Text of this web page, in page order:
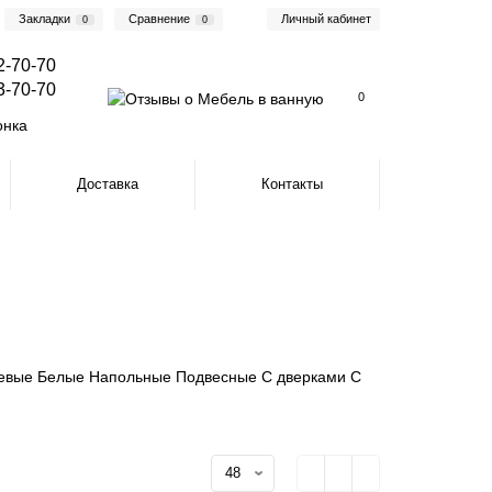
Закладки 0 Сравнение 0 Личный кабинет
70-70
70-70
0
Доставка Контакты
Белые Напольные Подвесные С дверками С